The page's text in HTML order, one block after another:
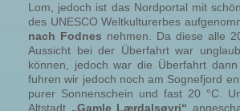
Lom, jedoch ist das Nordportal mit
des UNESCO Weltkulturerbes
nach Fodnes nehmen. Da diese alle
Aussicht bei der Überfahrt war
können, jedoch war die Überfahrt
fuhren wir jedoch noch am Sognefjord
purer Sonnenschein und fast 20 °C.
Altstadt „Gamle Lærdalsøyri“